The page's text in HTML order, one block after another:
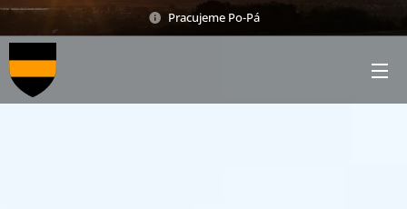
Pracujeme Po-Pá